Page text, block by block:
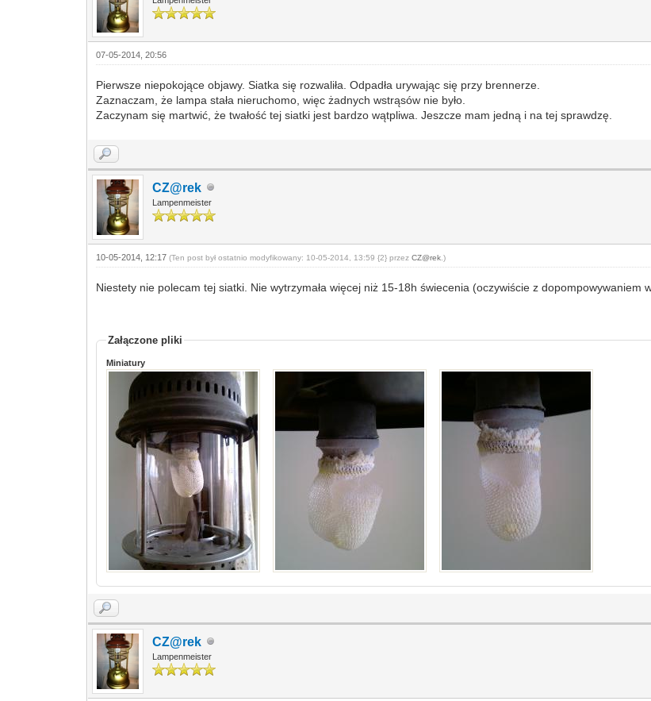
07-05-2014, 20:56
Pierwsze niepokojące objawy. Siatka się rozwaliła. Odpadła urywając się przy brennerze.
Zaznaczam, że lampa stała nieruchomo, więc żadnych wstrąsów nie było.
Zaczynam się martwić, że twałość tej siatki jest bardzo wątpliwa. Jeszcze mam jedną i na tej sprawdzę.
CZ@rek
Lampenmeister
10-05-2014, 12:17(Ten post był ostatnio modyfikowany: 10-05-2014, 13:59 {2} przezCZ@rek .)
Niestety nie polecam tej siatki. Nie wytrzymała więcej niż 15-18h świecenia (oczywiście z dopompowywaniem
Załączone pliki
Miniatury
CZ@rek
Lampenmeister